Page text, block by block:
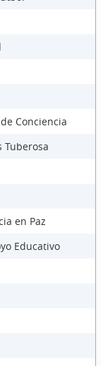
Conciencia
Tuberosa
en Paz
Educativo